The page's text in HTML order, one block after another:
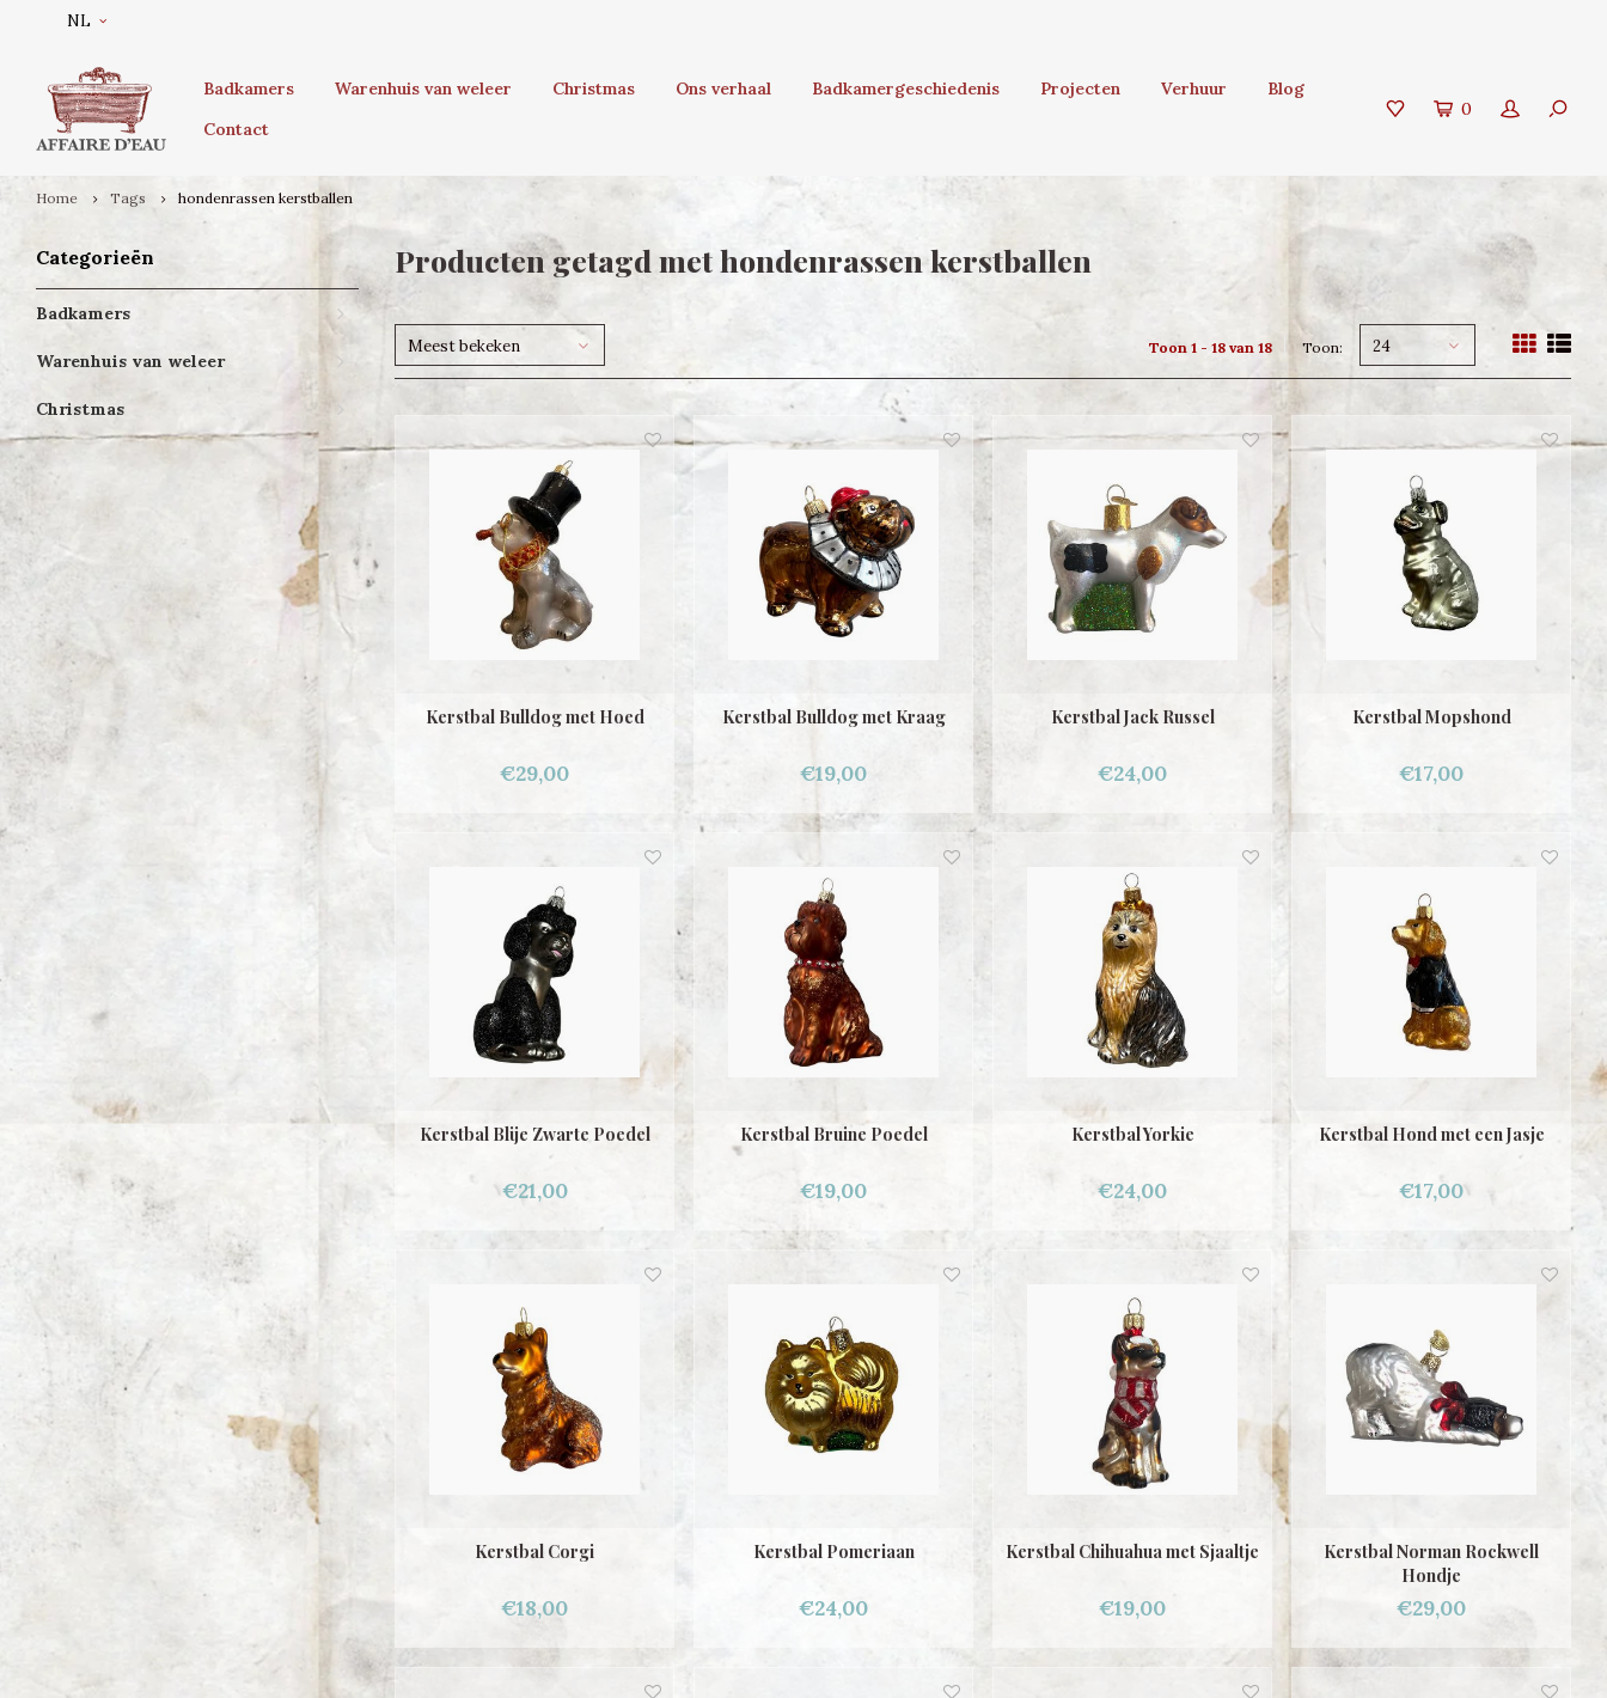
NL
Badkamers Warenhuis van weleer Christmas Ons verhaal Badkamergeschiedenis Projecten Verhuur
Blog
Contact
0
Home Tags hondenrassen kerstballen
Categorieën
Badkamers
Warenhuis van weleer
Christmas
Producten getagd met hondenrassen kerstballen
Meest bekeken Toon 1 - 18 van 18 Toon: 24
Kerstbal Bulldog met Hoed
€29,00
Kerstbal Bulldog met Kraag
€19,00
Kerstbal Jack Russel
€24,00
Kerstbal Mopshond
€17,00
Kerstbal Blije Zwarte Poedel
€21,00
Kerstbal Bruine Poedel
€19,00
Kerstbal Yorkie
€24,00
Kerstbal Hond met een Jasje
€17,00
Kerstbal Corgi
€18,00
Kerstbal Pomeriaan
€24,00
Kerstbal Chihuahua met Sjaaltje
€19,00
Kerstbal Norman Rockwell
Hondje
€29,00